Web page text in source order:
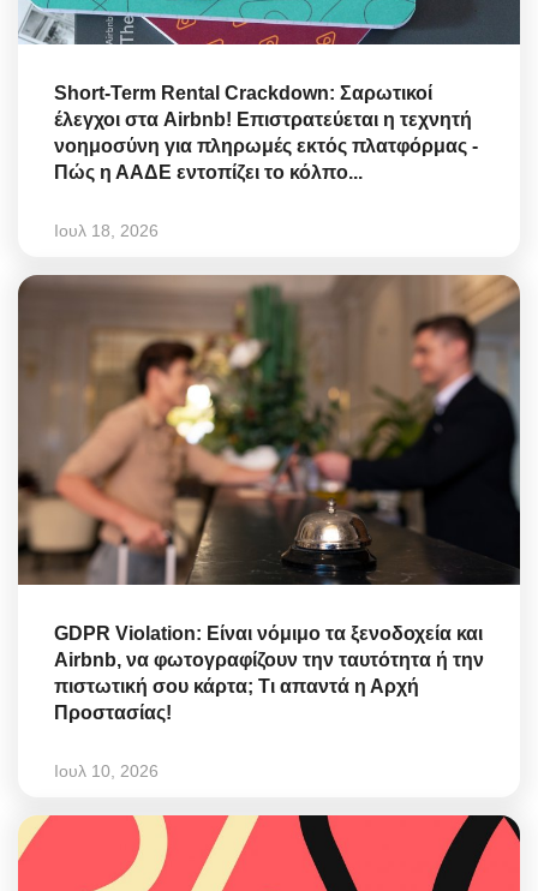
Short-Term Rental Crackdown: Σαρωτικοί
έλεγχοι στα Airbnb! Επιστρατεύεται η τεχνητή
νοημοσύνη για πληρωμές εκτός πλατφόρμας -
Πώς η ΑΑΔΕ εντοπίζει το κόλπο...
Ιουλ 18, 2026
GDPR Violation: Είναι νόμιμο τα ξενοδοχεία και
Airbnb, να φωτογραφίζουν την ταυτότητα ή την
πιστωτική σου κάρτα; Τι απαντά η Αρχή
Προστασίας!
Ιουλ 10, 2026